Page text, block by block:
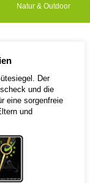
Natur & Outdoor
Der
und die
eine sorgenfreie
und